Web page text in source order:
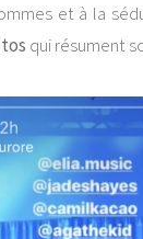
et à la
qui résument